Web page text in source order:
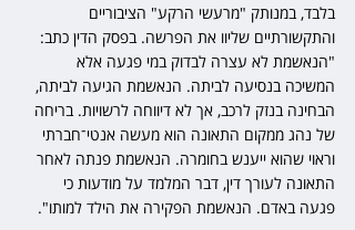
בלבד, במנותק "מרעשי הרקע" הציבוריים
והתקשורתיים שליוו את הפרשה. בפסק הדין כתב:
"הנאשמת לא עצרה לבדוק במי פגעה אלא
המשיכה בנסיעה לביתה. הנאשמת הגיעה לביתה,
הבחינה בנזק לרכב, אך לא דיווחה לרשויות. בריחה
של נהג ממקום התאונה הוא מעשה אנטי־חברתי
וראוי שהוא ייענש בחומרה. הנאשמת פנתה לאחר
התאונה לעורך דין, דבר המלמד על מודעות כי
פגעה באדם. הנאשמת הפקירה את הילד למותו".